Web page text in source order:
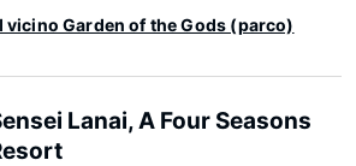
Garden of the Gods (parco)
Lanai, A Four Seasons